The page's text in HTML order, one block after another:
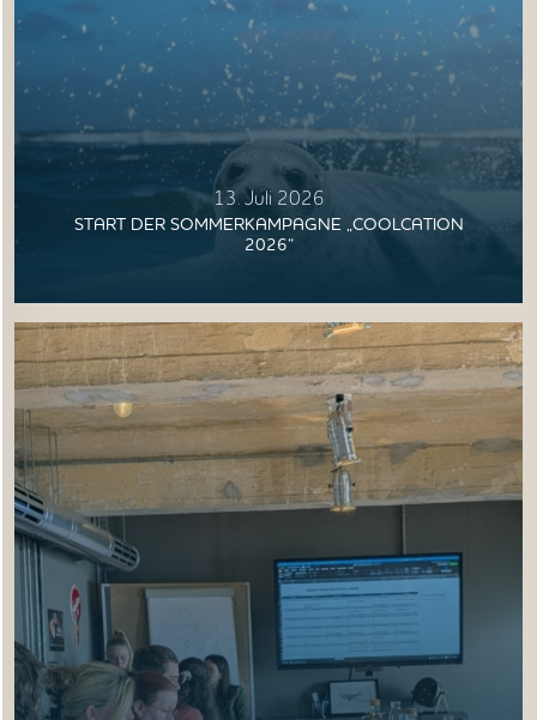
NORDSEETOURISMUSTAG
13. Juli 2026
START DER SOMMERKAMPAGNE „COOLCATION
2026“